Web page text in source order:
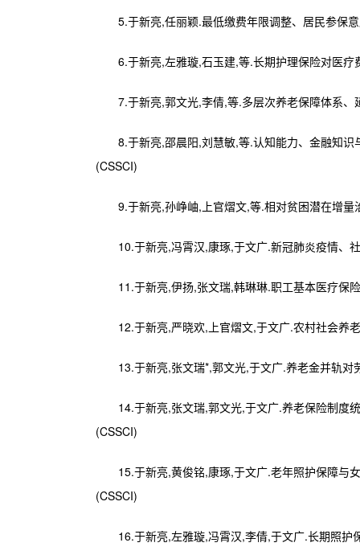
5.于新亮,任丽颖.最低缴费年限调整、居民参保
6.于新亮,左雅璇,石玉建,等.长期护理保险对医
7.于新亮,郭文光,李倩,等.多层次养老保障体系
8.于新亮,邵晨阳,刘慧敏,等.认知能力、金融知
(CSSCI)
9.于新亮,孙峥岫,上官熠文,等.相对贫困潜在增
10.于新亮,冯霄汉,康琢,于文广.新冠肺炎疫情、
11.于新亮,伊扬,张文瑞,韩琳琳.职工基本医疗保
12.于新亮,严晓欢,上官熠文,于文广.农村社会
13.于新亮,张文瑞*,郭文光,于文广.养老金并轨
14.于新亮,张文瑞,郭文光,于文广.养老保险制
(CSSCI)
15.于新亮,黄俊铭,康琢,于文广.老年照护保障
(CSSCI)
16.于新亮,左雅璇,冯霄汉,李倩,于文广.长期照